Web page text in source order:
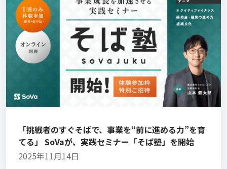
「挑戦者のすぐそばで、事業を“前に進める力”を育
てる」 SoVaが、実践セミナー「そば塾」を開始
2025年11月14日